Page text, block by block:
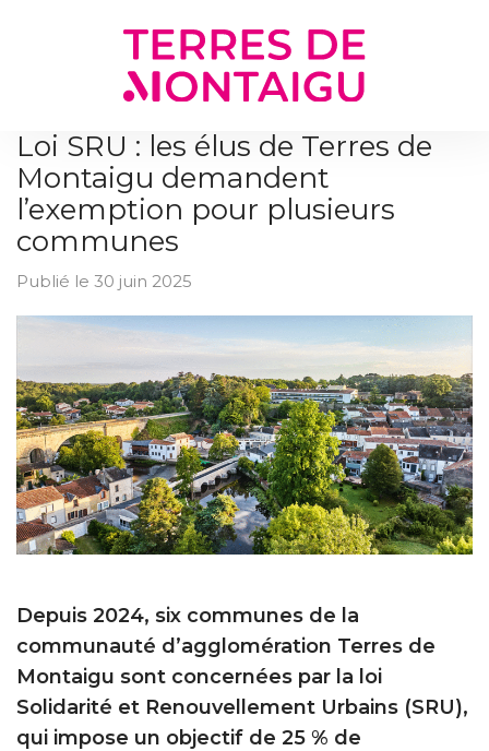
Loi SRU : les élus de Terres de
Montaigu demandent
l’exemption pour plusieurs
communes
Publié le 30 juin 2025
Depuis 2024, six communes de la
communauté d’agglomération Terres de
Montaigu sont concernées par la loi
Solidarité et Renouvellement Urbains (SRU),
qui impose un objectif de 25 % de